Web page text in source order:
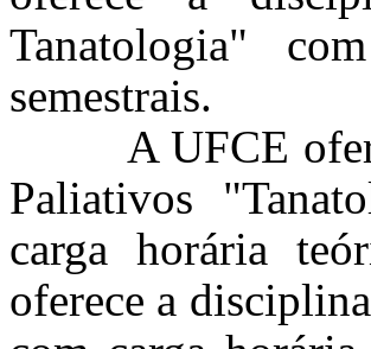
Tanatologia"
semestrais.
A UFCE
Paliativos
carga horária
oferece a